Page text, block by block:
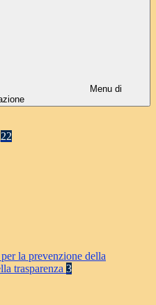
Menu di
22
la prevenzione della
trasparenza 3